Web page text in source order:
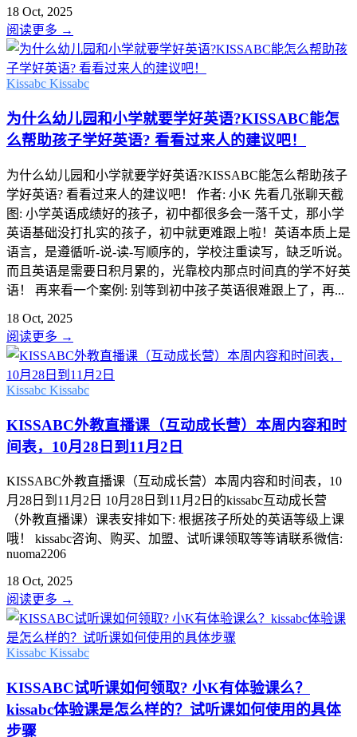
18 Oct, 2025
阅读更多 →
Kissabc Kissabc
为什么幼儿园和小学就要学好英语?KISSABC能怎
么帮助孩子学好英语? 看看过来人的建议吧！
为什么幼儿园和小学就要学好英语?KISSABC能怎么帮助孩子
学好英语? 看看过来人的建议吧！ 作者: 小K 先看几张聊天截
图: 小学英语成绩好的孩子，初中都很多会一落千丈，那小学
英语基础没打扎实的孩子，初中就更难跟上啦！英语本质上是
语言，是遵循听-说-读-写顺序的，学校注重读写，缺乏听说。
而且英语是需要日积月累的，光靠校内那点时间真的学不好英
语！ 再来看一个案例: 别等到初中孩子英语很难跟上了，再...
18 Oct, 2025
阅读更多 →
Kissabc Kissabc
KISSABC外教直播课（互动成长营）本周内容和时
间表，10月28日到11月2日
KISSABC外教直播课（互动成长营）本周内容和时间表，10
月28日到11月2日 10月28日到11月2日的kissabc互动成长营
（外教直播课）课表安排如下: 根据孩子所处的英语等级上课
哦！ kissabc咨询、购买、加盟、试听课领取等等请联系微信:
nuoma2206
18 Oct, 2025
阅读更多 →
Kissabc Kissabc
KISSABC试听课如何领取? 小K有体验课么？
kissabc体验课是怎么样的？试听课如何使用的具体
步骤